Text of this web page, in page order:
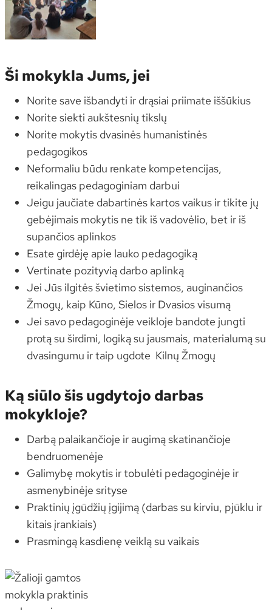
Ši mokykla Jums, jei
Norite save išbandyti ir drąsiai priimate iššūkius
Norite siekti aukštesnių tikslų
Norite mokytis dvasinės humanistinės
pedagogikos
Neformaliu būdu renkate kompetencijas,
reikalingas pedagoginiam darbui
Jeigu jaučiate dabartinės kartos vaikus ir tikite jų
gebėjimais mokytis ne tik iš vadovėlio, bet ir iš
supančios aplinkos
Esate girdėję apie lauko pedagogiką
Vertinate pozityvią darbo aplinką
Jei Jūs ilgitės švietimo sistemos, auginančios
Žmogų, kaip Kūno, Sielos ir Dvasios visumą
Jei savo pedagoginėje veikloje bandote jungti
protą su širdimi, logiką su jausmais, materialumą su
dvasingumu ir taip ugdote Kilnų Žmogų
Ką siūlo šis ugdytojo darbas
mokykloje?
Darbą palaikančioje ir augimą skatinančioje
bendruomenėje
Galimybę mokytis ir tobulėti pedagoginėje ir
asmenybinėje srityse
Praktinių įgūdžių įgijimą (darbas su kirviu, pjūklu ir
kitais įrankiais)
Prasmingą kasdienę veiklą su vaikais